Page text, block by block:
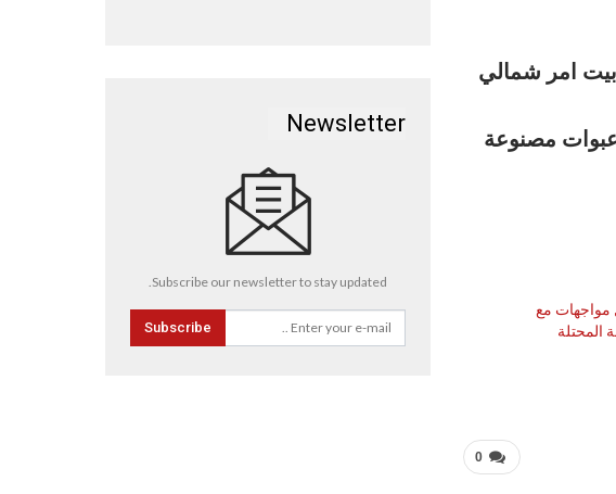
في بيت امر شمالي
مصنوعة
مواجهات مع
المحتلة
0
Newsletter
Subscribe our newsletter to stay updated.
Subscribe